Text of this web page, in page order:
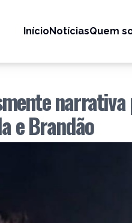
InícioNotíciasQuem
e Brandão